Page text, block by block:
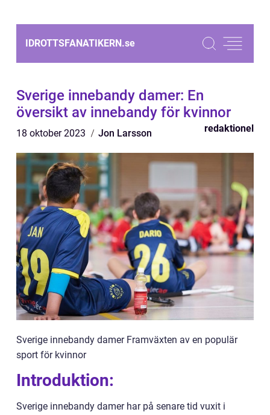
IDROTTSFANATIKERN.se
Sverige innebandy damer: En
översikt av innebandy för kvinnor
18 oktober 2023 Jon Larsson redaktionel
Sverige innebandy damer Framväxten av en populär
sport för kvinnor
Introduktion:
Sverige innebandy damer har på senare tid vuxit i